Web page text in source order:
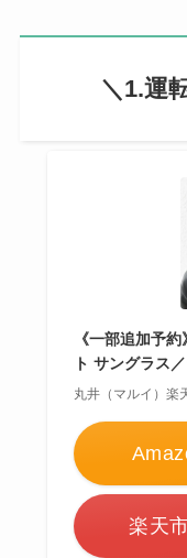
＼1.運
《一部追加予
ト サングラス
丸井（マルイ）楽
楽天